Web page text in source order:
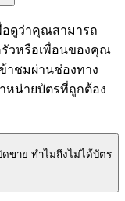
อดูว่าคุณสามารถ
วหรือเพื่อนของคุณ
าชมผ่านช่องทาง
หน่ายบัตรที่ถูกต้อง
ขาย ทำไมถึงไม่ได้บัตร